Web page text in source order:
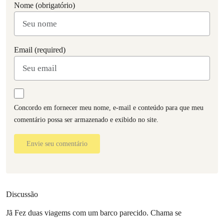
Nome (obrigatório)
Email (required)
Concordo em fornecer meu nome, e-mail e conteúdo para que meu
comentário possa ser armazenado e exibido no site.
Envie seu comentário
Discussão
Jã Fez duas viagems com um barco parecido. Chama se